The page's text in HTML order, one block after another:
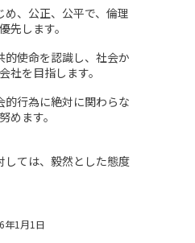
め、公正、公平で、倫理
先します。
的使命を認識し、社会か
社を目指します。
的行為に絶対に関わらな
めます。
しては、毅然とした態度
年1月1日